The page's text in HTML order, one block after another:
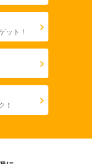
ット！
！